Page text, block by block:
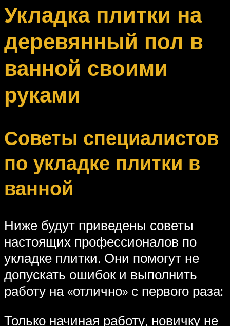
Меню
Укладка плитки на
деревянный пол в
ванной своими
руками
Советы специалистов
по укладке плитки в
ванной
Ниже будут приведены советы
настоящих профессионалов по
укладке плитки. Они помогут не
допускать ошибок и выполнить
работу на «отлично» с первого раза:
Только начиная работу, новичку не